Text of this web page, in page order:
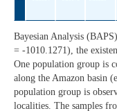
Bayesian Analysis
= -1010.1271), the
One population group is
along the Amazon basin
population group is
localities. The samples